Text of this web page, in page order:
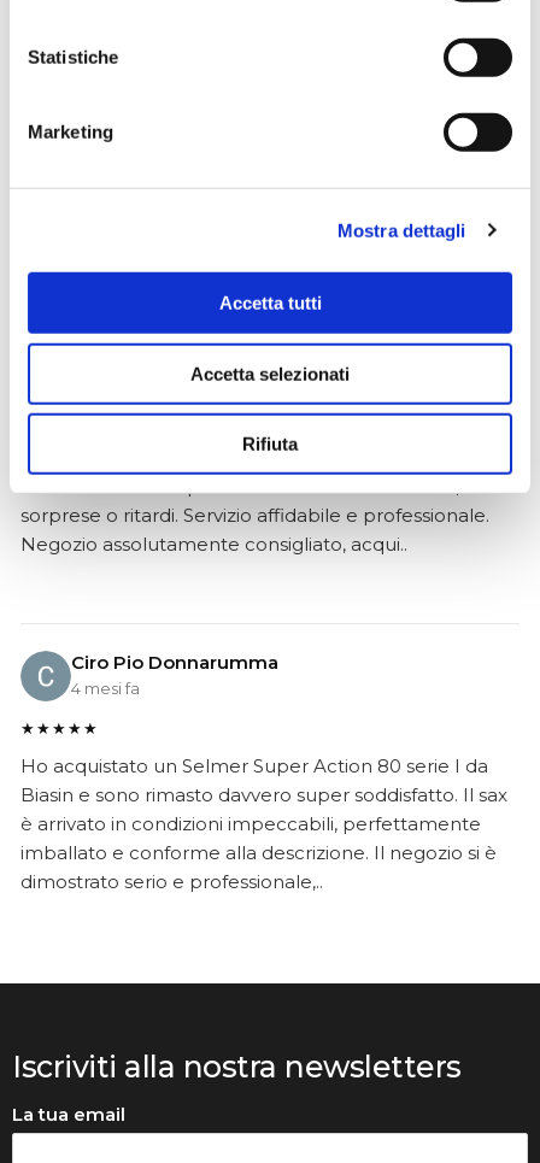
Statistiche
Marketing
Mostra dettagli
Accetta tutti
Accetta selezionati
Rifiuta
★★★★★
conveniente. Consigliatissimo per serietà e
professionalità. Nel punto vendita ci si perde con la
un mese fa
puntuale e cordiale, spedizione rapida e prodotti
sorprese o ritardi. Servizio affidabile e professionale.
Negozio assolutamente consigliato, acqui..
Ciro Pio Donnarumma
4 mesi fa
★★★★★
Ho acquistato un Selmer Super Action 80 serie I da
Biasin e sono rimasto davvero super soddisfatto. Il sax
è arrivato in condizioni impeccabili, perfettamente
imballato e conforme alla descrizione. Il negozio si è
dimostrato serio e professionale,..
Iscriviti alla nostra newsletters
La tua email